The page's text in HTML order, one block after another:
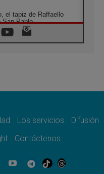
el tapiz de Raffaello
San Pablo
no se compra con una
Genazzano
Apostólico de Calapán
Los servicios
Difusión
Contáctenos